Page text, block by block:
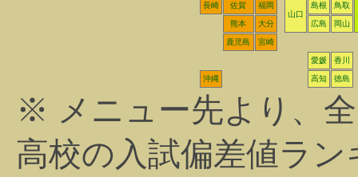
長崎 佐賀
福岡
山口
島根
鳥取
熊本
大分 広島 岡山
鹿児島 宮崎
愛媛 香川
沖縄 高知 徳島
※ メニュー先より、
高校の入試偏差値ラ